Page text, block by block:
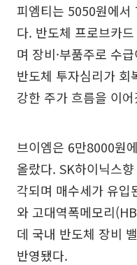
피엠티는 5050원에
다. 반도체 프로브카
며 장비·부품주로 수
반도체 투자심리가 회
강한 주가 흐름을 이
브이엠은 6만8000원
올랐다. SK하이닉스
각되며 매수세가 유입
와 고대역폭메모리
데 국내 반도체 장비
반영됐다.